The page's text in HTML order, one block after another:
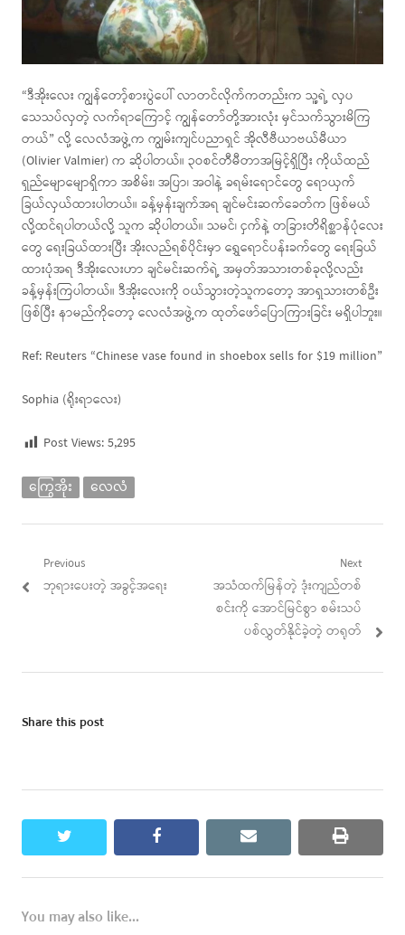
“ဒီအိုးလေး ကျွန်တော့်စားပွဲပေါ် လာတင်လိုက်ကတည်းက သူ့ရဲ့ လှပ
သေသပ်လှတဲ့ လက်ရာကြောင့် ကျွန်တော်တို့အားလုံး မှင်သက်သွားမိကြ
တယ်” လို့ လေလံအဖွဲ့က ကျွမ်းကျင်ပညာရှင် အိုလီဗီယာဗယ်မီယာ
(Olivier Valmier) က ဆိုပါတယ်။ ၃ဝစင်တီမီတာအမြင့်ရှိပြီး ကိုယ်ထည်
ရှည်မျောမျောရှိကာ အစိမ်း၊ အပြာ၊ အဝါနဲ့ ခရမ်းရောင်တွေ ရောယှက်
ခြယ်လှယ်ထားပါတယ်။ ခန့်မှန်းချက်အရ ချင်မင်းဆက်ခေတ်က ဖြစ်မယ်
လို့ထင်ရပါတယ်လို့ သူက ဆိုပါတယ်။ သမင်၊ ငှက်နဲ့ တခြားတိရိစ္ဆာန်ပုံလေး
တွေ ရေးခြယ်ထားပြီး အိုးလည်ရစ်ပိုင်းမှာ ရွှေရောင်ပန်းခက်တွေ ရေးခြယ်
ထားပုံအရ ဒီအိုးလေးဟာ ချင်မင်းဆက်ရဲ့ အမှတ်အသားတစ်ခုလို့လည်း
ခန့်မှန်းကြပါတယ်။ ဒီအိုးလေးကို ဝယ်သွားတဲ့သူကတော့ အာရှသားတစ်ဦး
ဖြစ်ပြီး နာမည်ကိုတော့ လေလံအဖွဲ့က ထုတ်ဖော်ပြောကြားခြင်း မရှိပါဘူး။
Ref: Reuters “Chinese vase found in shoebox sells for $19 million”
Sophia (ရိုးရာလေး)
Post Views:5,295
ကြွေအိုး လေလံ
Post
navigation
Previous
Previous
ဘုရားပေးတဲ့ အခွင့်အရေး
Next
Next
post:
အသံထက်မြန်တဲ့ ဒုံးကျည်တစ်
စင်းကို အောင်မြင်စွာ စမ်းသပ်
ပစ်လွှတ်နိုင်ခဲ့တဲ့ တရုတ်
Share this post
twitter facebook email print
You may also like...